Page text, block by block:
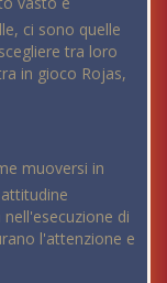
ci sono quelle
tra loro
in gioco Rojas,
muoversi in
di
l'attenzione e